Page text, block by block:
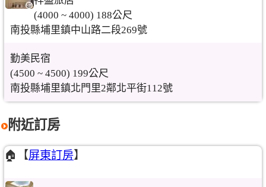
(4000 ~ 4000) 188公尺
南投縣埔里鎮中山路二段269號
勤美民宿
(4500 ~ 4500) 199公尺
南投縣埔里鎮北門里2鄰北平街112號
附近訂房
🏠【屏東訂房】